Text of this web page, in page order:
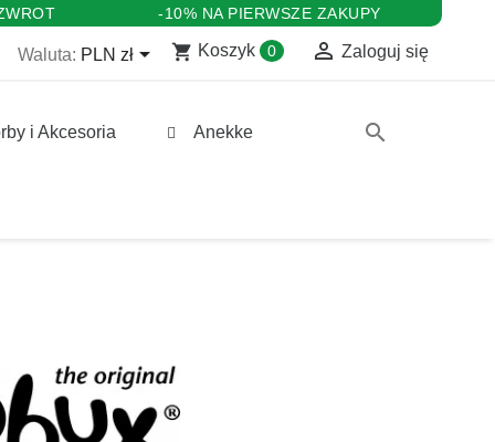
-10% NA PIERWSZE ZAKUPY
Waluta: PLN zł shopping_cart Koszyk 0  Zaloguj się
i Akcesoria Anekke search